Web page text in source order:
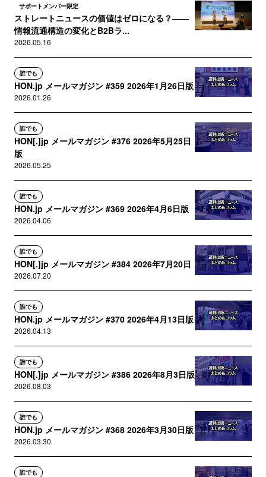
サポートメンバー限定
ストレートニュースの価値はゼロになる？――
情報流通構造の変化とB2Bラ...
2026.05.16
誰でも
HON.jp メールマガジン #359 2026年1月26日版
2026.01.26
誰でも
HON[.]jp メールマガジン #376 2026年5月25日
版
2026.05.25
誰でも
HON.jp メールマガジン #369 2026年4月6日版
2026.04.06
誰でも
HON[.]jp メールマガジン #384 2026年7月20日
2026.07.20
誰でも
HON.jp メールマガジン #370 2026年4月13日版
2026.04.13
誰でも
HON[.]jp メールマガジン #386 2026年8月3日版
2026.08.03
誰でも
HON.jp メールマガジン #368 2026年3月30日版
2026.03.30
誰でも